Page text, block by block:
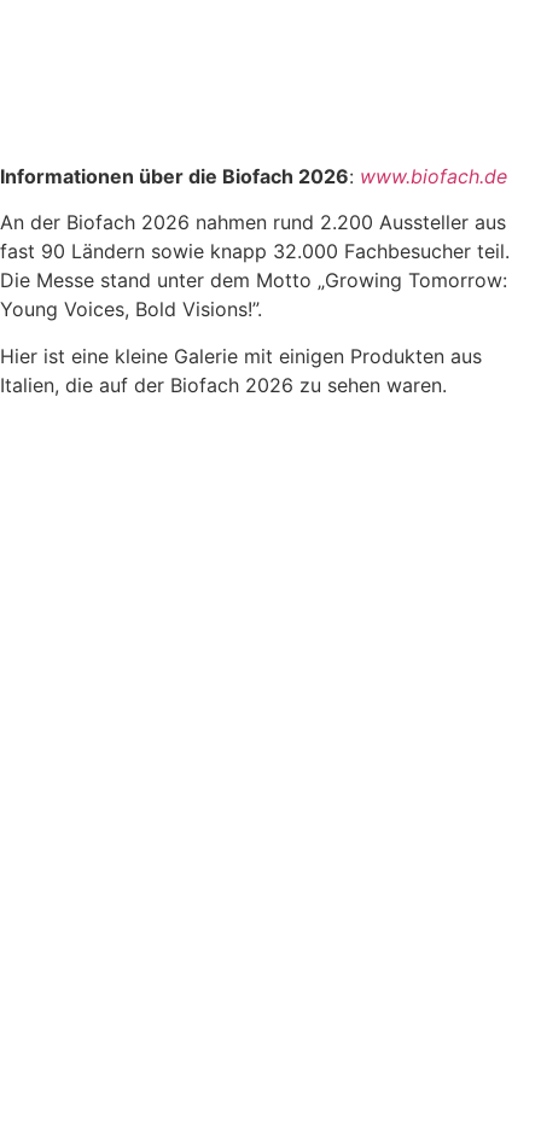
Informationen über die Biofach 2026: www.biofach.de
An der Biofach 2026 nahmen rund 2.200 Aussteller aus
fast 90 Ländern sowie knapp 32.000 Fachbesucher teil.
Die Messe stand unter dem Motto „Growing Tomorrow:
Young Voices, Bold Visions!”.
Hier ist eine kleine Galerie mit einigen Produkten aus
Italien, die auf der Biofach 2026 zu sehen waren.